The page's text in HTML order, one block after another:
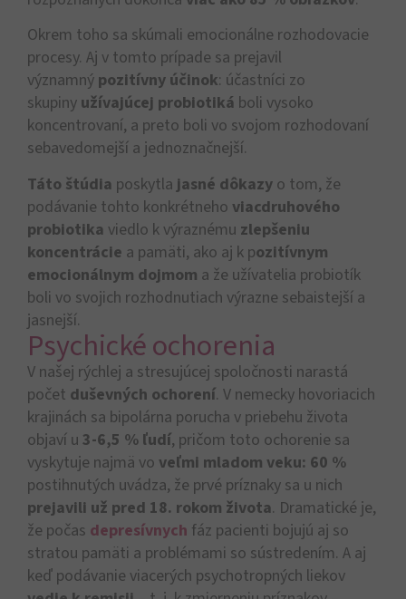
Okrem toho sa skúmali emocionálne rozhodovacie
procesy. Aj v tomto prípade sa prejavil
významný pozitívny účinok: účastníci zo
skupiny užívajúcej probiotiká boli vysoko
koncentrovaní, a preto boli vo svojom rozhodovaní
sebavedomejší a jednoznačnejší.
Táto štúdia poskytla jasné dôkazy o tom, že
podávanie tohto konkrétneho viacdruhového
probiotika viedlo k výraznému zlepšeniu
koncentrácie a pamäti, ako aj k pozitívnym
emocionálnym dojmom a že užívatelia probiotík
boli vo svojich rozhodnutiach výrazne sebaistejší a
jasnejší.
Psychické ochorenia
V našej rýchlej a stresujúcej spoločnosti narastá
počet duševných ochorení. V nemecky hovoriacich
krajinách sa bipolárna porucha v priebehu života
objaví u 3-6,5 % ľudí, pričom toto ochorenie sa
vyskytuje najmä vo veľmi mladom veku: 60 %
postihnutých uvádza, že prvé príznaky sa u nich
prejavili už pred 18. rokom života. Dramatické je,
že počas depresívnych fáz pacienti bojujú aj so
stratou pamäti a problémami so sústredením. A aj
keď podávanie viacerých psychotropných liekov